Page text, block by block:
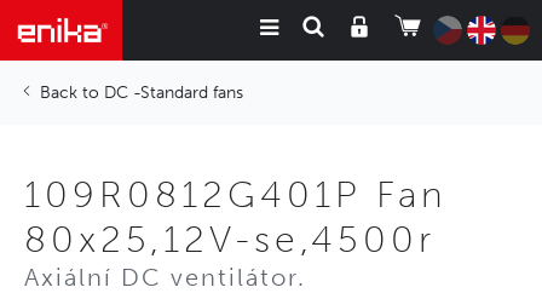
DC -Standard fans
109R0812G401P Fan
80x25,12V-se,4500r
Axiální DC ventilátor.